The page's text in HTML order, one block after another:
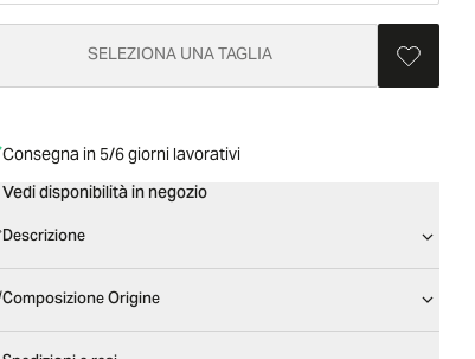
SELEZIONA UNA TAGLIA
Consegna in 5/6 giorni lavorativi
Vedi disponibilità in negozio
Descrizione
Composizione Origine